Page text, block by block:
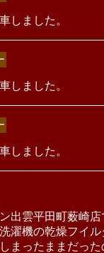
しました。
しました。
しました。
出雲平田町薮崎
濯機の乾燥フイ
まったままだっ